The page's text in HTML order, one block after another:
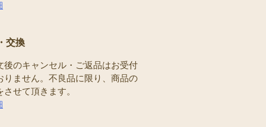
交換
後のキャンセル・ご返品はお受付
りません。不良品に限り、商品の
させて頂きます。